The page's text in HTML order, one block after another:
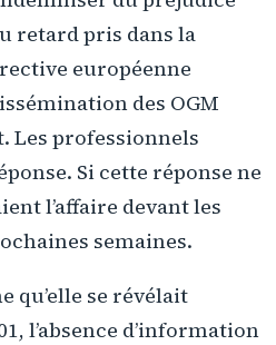
retard pris dans la
européenne
des OGM
Les professionnels
Si cette réponse ne
l’affaire devant les
semaines.
qu’elle se révélait
l’absence d’information